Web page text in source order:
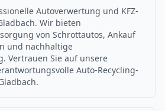
Autoverwertung und KFZ-
Wir bieten
von Schrottautos, Ankauf
und nachhaltige
Vertrauen Sie auf unsere
Auto-Recycling-